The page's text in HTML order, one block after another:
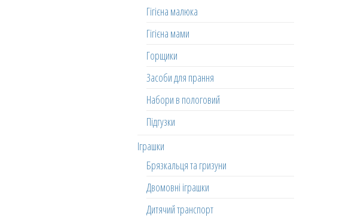
Гігієна малюка
Гігієна мами
Горщики
Засоби для прання
Набори в пологовий
Підгузки
Іграшки
Брязкальця та гризуни
Двомовні іграшки
Дитячий транспорт